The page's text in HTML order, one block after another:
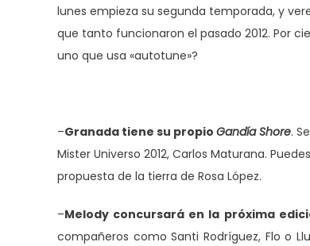
lunes empieza su segunda temporada, y
que tanto funcionaron el pasado 2012. Por
uno que usa «autotune»?
–Granada tiene su propio Gandía Shore.
Mister Universo 2012, Carlos Maturana.
propuesta de la tierra de Rosa López.
–Melody concursará en la próxima
compañeros como Santi Rodríguez, Flo o